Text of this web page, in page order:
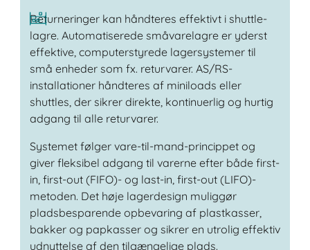
Returneringer kan håndteres effektivt i shuttle-
lagre. Automatiserede småvarelagre er yderst
effektive, computerstyrede lagersystemer til
små enheder som fx. returvarer. AS/RS-
installationer håndteres af miniloads eller
shuttles, der sikrer direkte, kontinuerlig og hurtig
adgang til alle returvarer.
Systemet følger vare-til-mand-princippet og
giver fleksibel adgang til varerne efter både first-
in, first-out (FIFO)- og last-in, first-out (LIFO)-
metoden. Det høje lagerdesign muliggør
pladsbesparende opbevaring af plastkasser,
bakker og papkasser og sikrer en utrolig effektiv
udnyttelse af den tilgængelige plads.